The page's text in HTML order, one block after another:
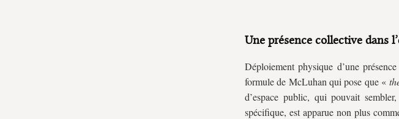
Une présence collective dans
Déploiement physique d’une
formule de McLuhan qui pose que «
d’espace public, qui pouvait
spécifique, est apparue non plus